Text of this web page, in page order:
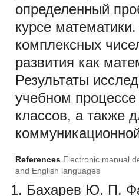
определенный
курсе
комплексных
развития как
Результаты
учебном
классов, а также
References Electronic manual
and English languages
Бахарев Ю. П.